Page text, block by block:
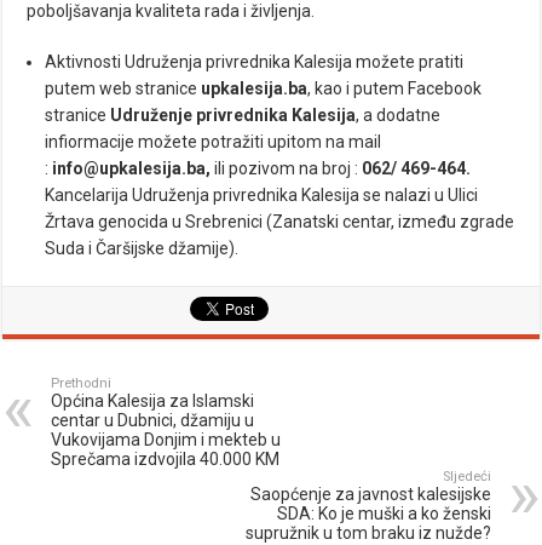
poboljšavanja kvaliteta rada i življenja.
Aktivnosti Udruženja privrednika Kalesija možete pratiti
putem web stranice upkalesija.ba, kao i putem Facebook
stranice Udruženje privrednika Kalesija, a dodatne
infiormacije možete potražiti upitom na mail
: info@upkalesija.ba, ili pozivom na broj : 062/ 469-464.
Kancelarija Udruženja privrednika Kalesija se nalazi u Ulici
Žrtava genocida u Srebrenici (Zanatski centar, između zgrade
Suda i Čaršijske džamije).
Prethodni
Općina Kalesija za Islamski
centar u Dubnici, džamiju u
Vukovijama Donjim i mekteb u
Sprečama izdvojila 40.000 KM
Sljedeći
Saopćenje za javnost kalesijske
SDA: Ko je muški a ko ženski
supružnik u tom braku iz nužde?